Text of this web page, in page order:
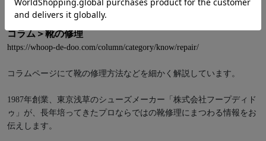
コラム＞靴の修理
https://whoop-de-doo.com/column/category/know/repair/
コラムページにて靴の修理方法などを細かく解説しています。
1987年創業、東京浅草のシューズメーカー「株式会社フープディド
ゥ」が、長年培ってきたプロならではの靴修理にまつわる情報をお
伝えします。